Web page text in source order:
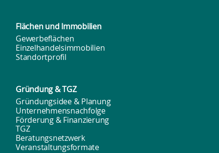
Flächen undImmobilien
Gewerbeflächen
Einzelhandelsimmobilien
Standortprofil
Gründung & TGZ
Gründungsidee & Planung
Unternehmensnachfolge
Förderung & Finanzierung
TGZ
Beratungsnetzwerk
Veranstaltungsformate